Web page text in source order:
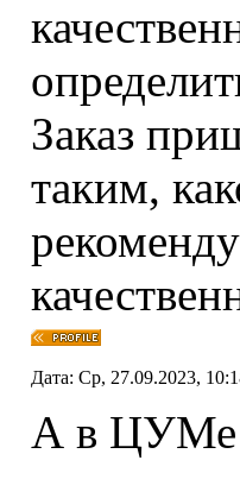
Заказ
таким,
Дата: Ср, 27.09.2023,
А в ЦУМе